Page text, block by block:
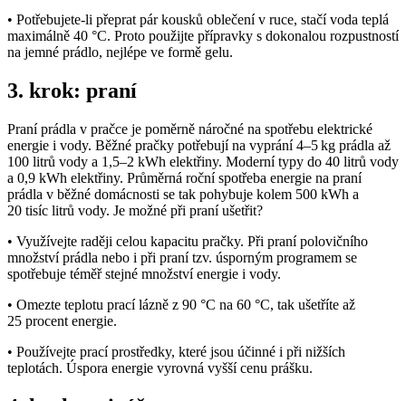
• Potřebujete-li přeprat pár kousků oblečení v ruce, stačí voda teplá
maximálně 40 °C. Proto použijte přípravky s dokonalou rozpustností
na jemné prádlo, nejlépe ve formě gelu.
3. krok: praní
Praní prádla v pračce je poměrně náročné na spotřebu elektrické
energie i vody. Běžné pračky potřebují na vyprání 4–5 kg prádla až
100 litrů vody a 1,5–2 kWh elektřiny. Moderní typy do 40 litrů vody
a 0,9 kWh elektřiny. Průměrná roční spotřeba energie na praní
prádla v běžné domácnosti se tak pohybuje kolem 500 kWh a
20 tisíc litrů vody. Je možné při praní ušetřit?
• Využívejte raději celou kapacitu pračky. Při praní polovičního
množství prádla nebo i při praní tzv. úsporným programem se
spotřebuje téměř stejné množství energie i vody.
• Omezte teplotu prací lázně z 90 °C na 60 °C, tak ušetříte až
25 procent energie.
• Používejte prací prostředky, které jsou účinné i při nižších
teplotách. Úspora energie vyrovná vyšší cenu prášku.